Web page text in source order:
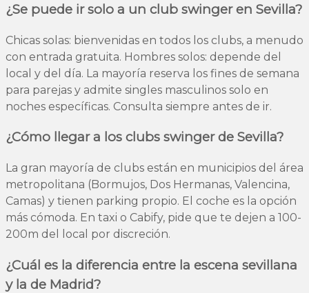
¿Se puede ir solo a un club swinger en Sevilla?
Chicas solas: bienvenidas en todos los clubs, a menudo
con entrada gratuita. Hombres solos: depende del
local y del día. La mayoría reserva los fines de semana
para parejas y admite singles masculinos solo en
noches específicas. Consulta siempre antes de ir.
¿Cómo llegar a los clubs swinger de Sevilla?
La gran mayoría de clubs están en municipios del área
metropolitana (Bormujos, Dos Hermanas, Valencina,
Camas) y tienen parking propio. El coche es la opción
más cómoda. En taxi o Cabify, pide que te dejen a 100-
200m del local por discreción.
¿Cuál es la diferencia entre la escena sevillana
y la de Madrid?